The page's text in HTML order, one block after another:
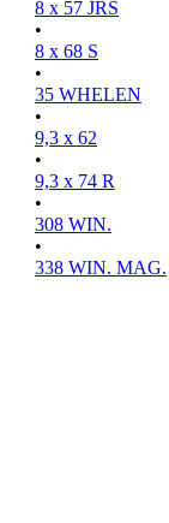
8 x 57 JRS
•
8 x 68 S
•
35 WHELEN
•
9,3 x 62
•
9,3 x 74 R
•
308 WIN.
•
338 WIN. MAG.